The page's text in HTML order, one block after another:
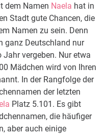
dem Namen Naela hat in
Stadt gute Chancen, die
Namen zu sein. Denn
ganz Deutschland nur
Jahr vergeben. Nur etwa
Mädchen wird von Ihren
In der Rangfolge der
der letzten
Platz 5.101. Es gibt
die häufiger
aber auch einige